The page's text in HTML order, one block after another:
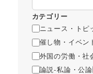
カテゴリー
ニュース・トピ
催し物・イベン
外国の労働・社
論説-私論・公論